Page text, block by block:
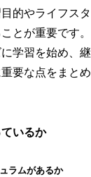
的やライフスタ
とが重要です。
学習を始め、継
要な点をまとめ
いるか
ラムがあるか